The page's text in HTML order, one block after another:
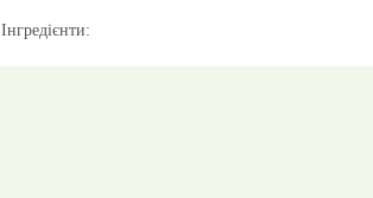
Інгредієнти: